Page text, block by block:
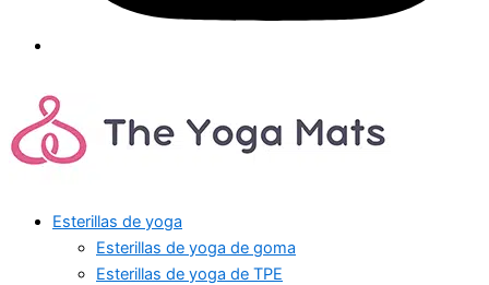
Esterillas de yoga
Esterillas de yoga de goma
Esterillas de yoga de TPE